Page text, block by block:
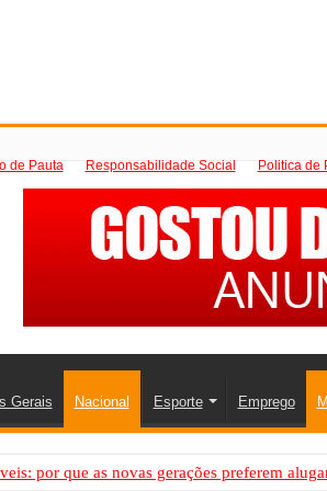
de Pauta Responsabilidade Social Politica de
Gerais Nacional Esporte Emprego
por que as novas gerações preferem